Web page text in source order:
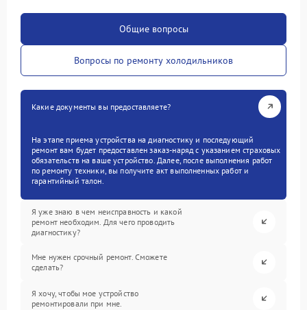
Общие вопросы
Вопросы по ремонту холодильников
Какие документы вы предоставляете?
На этапе приема устройства на диагностику и последующий
ремонт вам будет предоставлен заказ-наряд с указанием страховых
обязательств на ваше устройство. Далее, после выполнения работ
по ремонту техники, вы получите акт выполненных работ и
гарантийный талон.
Я уже знаю в чем неисправность и какой
ремонт необходим. Для чего проводить
диагностику?
Мне нужен срочный ремонт. Сможете
сделать?
Я хочу, чтобы мое устройство
ремонтировали при мне.